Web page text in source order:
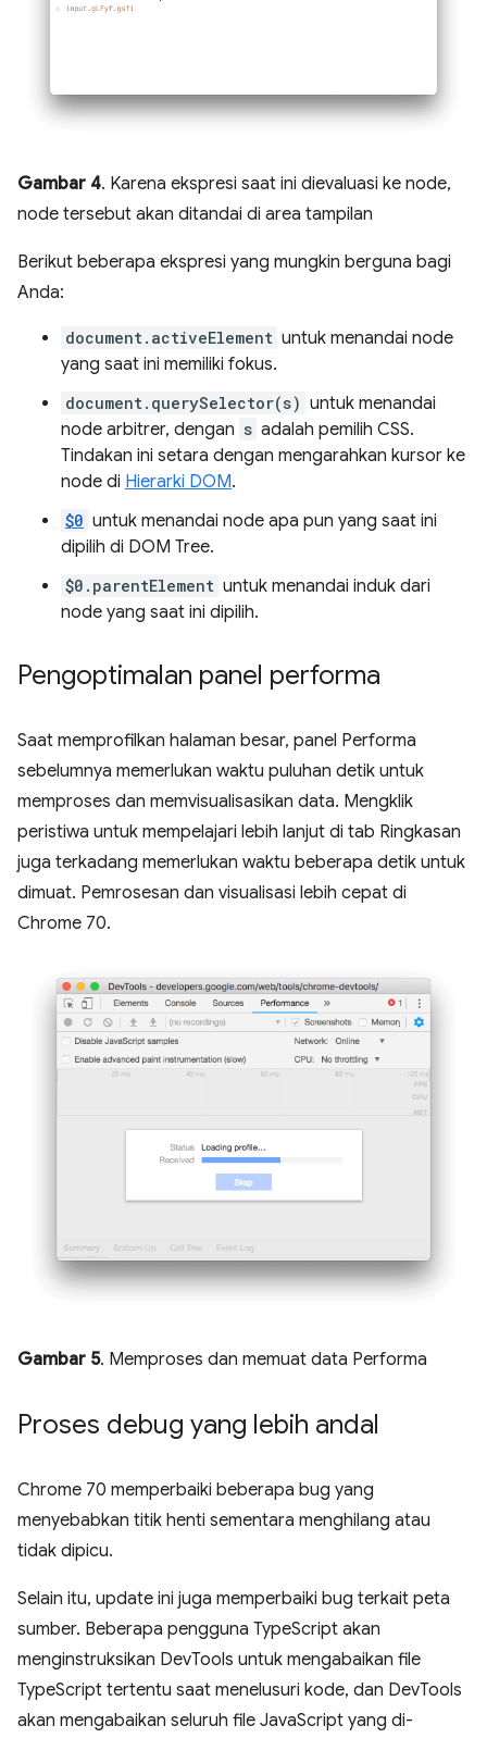
Gambar 4. Karena ekspresi saat ini dievaluasi ke node,
node tersebut akan ditandai di area tampilan
Berikut beberapa ekspresi yang mungkin berguna bagi
Anda:
document.activeElement untuk menandai node
yang saat ini memiliki fokus.
document.querySelector(s) untuk menandai
node arbitrer, dengan s adalah pemilih CSS.
Tindakan ini setara dengan mengarahkan kursor ke
node di Hierarki DOM.
$0 untuk menandai node apa pun yang saat ini
dipilih di DOM Tree.
$0.parentElement untuk menandai induk dari
node yang saat ini dipilih.
Pengoptimalan panel performa
Saat memprofilkan halaman besar, panel Performa
sebelumnya memerlukan waktu puluhan detik untuk
memproses dan memvisualisasikan data. Mengklik
peristiwa untuk mempelajari lebih lanjut di tab Ringkasan
juga terkadang memerlukan waktu beberapa detik untuk
dimuat. Pemrosesan dan visualisasi lebih cepat di
Chrome 70.
Gambar 5. Memproses dan memuat data Performa
Proses debug yang lebih andal
Chrome 70 memperbaiki beberapa bug yang
menyebabkan titik henti sementara menghilang atau
tidak dipicu.
Selain itu, update ini juga memperbaiki bug terkait peta
sumber. Beberapa pengguna TypeScript akan
menginstruksikan DevTools untuk mengabaikan file
TypeScript tertentu saat menelusuri kode, dan DevTools
akan mengabaikan seluruh file JavaScript yang di-